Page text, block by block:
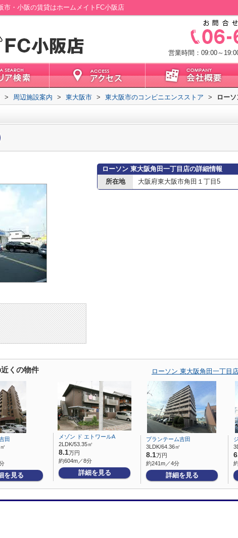
市・小阪の賃貸はホームメイトFC小阪店
営業時間：09:00～
> 周辺施設案内 > 東大阪市 > 東大阪市のコンビニエンスストア > ロー
ローソン 東大阪角田一丁目店の詳細情報
所在地
大阪府東大阪市角田１丁目5
くの物件 ローソン 東大阪角田一丁目
田
を見る
メゾン ド エトワールA
2LDK/53.35㎡
8.1万円
約604m／8分
詳細を見る
プランテーム吉田
3LDK/64.36㎡
8.1万円
約241m／4分
詳細を見る